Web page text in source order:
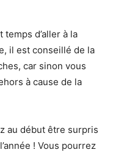
d’aller à la
il est conseillé de la
car sinon vous
à cause de la
au début être surpris
! Vous pourrez